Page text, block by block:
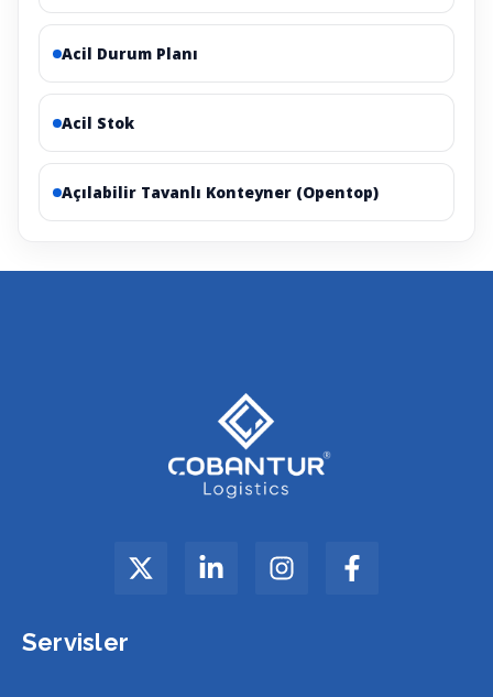
Acil Durum Planı
Acil Stok
Açılabilir Tavanlı Konteyner (Opentop)
Servisler